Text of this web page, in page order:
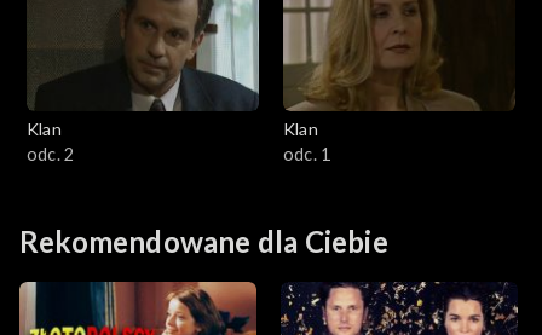
Klan
odc. 2
Klan
odc. 1
Rekomendowane dla Ciebie